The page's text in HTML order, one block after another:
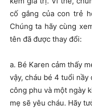
cố gắng của con trẻ
Chúng ta hãy cùng
tên đã được thay đổi:
a. Bé Karen cảm thấy
vậy, cháu bé 4 tuổi
công phu và một ngày
mẹ sẽ yêu cháu. Hãy